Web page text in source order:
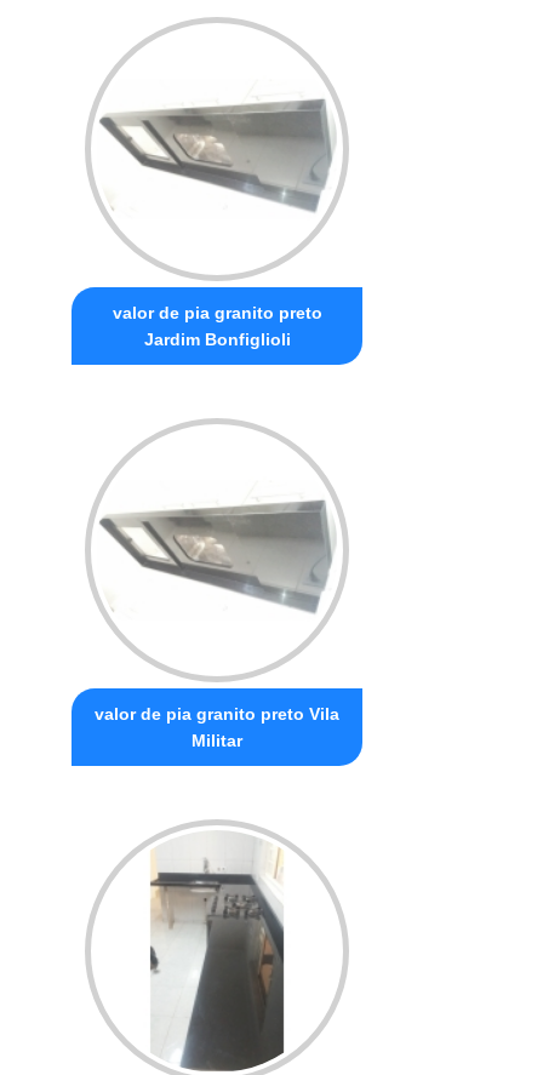
valor de pia granito preto
Jardim Bonfiglioli
valor de pia granito preto Vila
Militar